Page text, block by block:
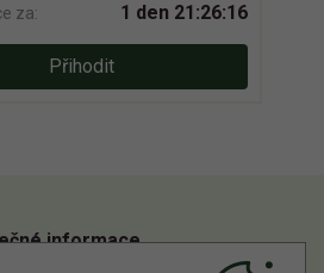
za: 1 den 21:26:15
Přihodit
informace